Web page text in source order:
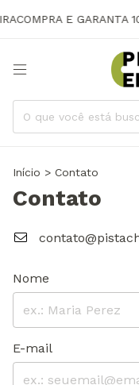
E GARANTA
Início > Contato
Contato
Nome
E-mail